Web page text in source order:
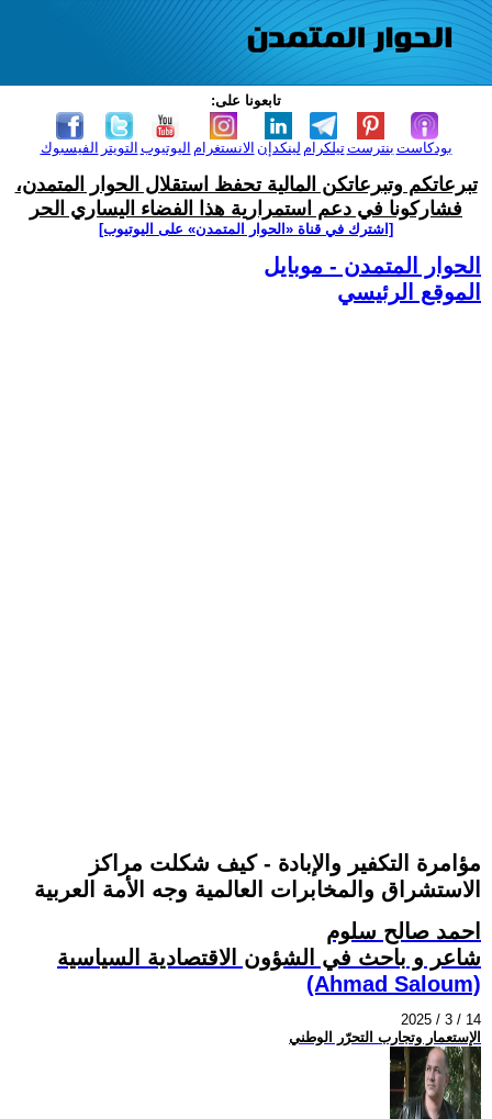
تابعونا على:
الفيسبوك التويتر اليوتيوب الانستغرام لينكدإن تيلكرامبنترست بودكاست
تبرعاتكم وتبرعاتكن المالية تحفظ استقلال الحوار المتمدن،
فشاركونا في دعم استمرارية هذا الفضاء اليساري الحر
[اشترك في قناة ‫«الحوار المتمدن» على اليوتيوب]
الحوار المتمدن - موبايل
الموقع الرئيسي
مؤامرة التكفير والإبادة - كيف شكلت مراكز
الاستشراق والمخابرات العالمية وجه الأمة العربية
احمد صالح سلوم
شاعر و باحث في الشؤون الاقتصادية السياسية
(Ahmad Saloum)
2025 / 3 / 14
الإستعمار وتجارب التحرّر الوطني